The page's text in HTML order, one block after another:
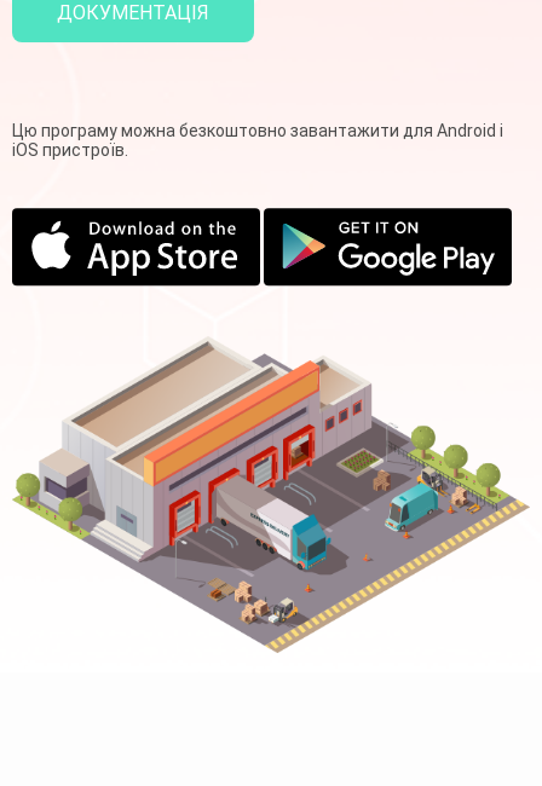
ДОКУМЕНТАЦІЯ
Цю програму можна безкоштовно завантажити для Android і
iOS пристроїв.